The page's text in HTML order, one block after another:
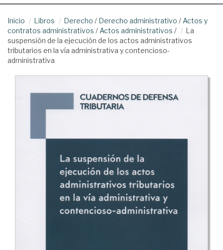
Inicio Libros Derecho / Derecho administrativo / Actos y
contratos administrativos / Actos administrativos /
La
suspensión de la ejecución de los actos administrativos
tributarios en la vía administrativa y contencioso-
administrativa